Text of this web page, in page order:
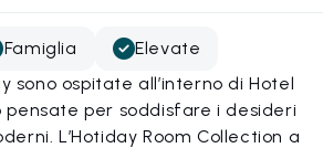
Famiglia
Elevate
sono ospitate all’interno di Hotel
pensate per soddisfare i desideri
L’Hotiday Room Collection a